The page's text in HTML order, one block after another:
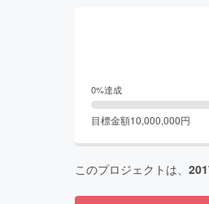
0%達成
目標金額10,000,000円
このプロジェクトは、